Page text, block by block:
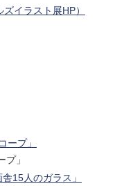
イラスト展HP）
」